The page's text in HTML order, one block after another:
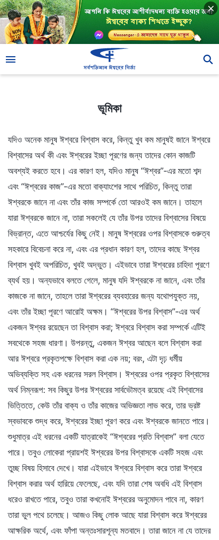
ভূমিকা
যদিও অনেক মানুষ ঈশ্বরে বিশ্বাস করে, কিন্তু খুব কম মানুষই জানে ঈশ্বরে
বিশ্বাসের অর্থ কী এবং ঈশ্বরের ইচ্ছা পূরণের জন্য তাদের কোন কাজটি
অবশ্যই করতে হবে। এর কারণ হল, যদিও মানুষ “ঈশ্বর”-এর মতো শব্দ
এবং “ঈশ্বরের কাজ”-এর মতো বাক্যাংশের সাথে পরিচিত, কিন্তু তারা
ঈশ্বরকে জানে না এবং তাঁর কাজ সম্পর্কে তো আরওই কম জানে। তাহলে
যারা ঈশ্বরকে জানে না, তারা সকলেই যে তাঁর উপর তাদের বিশ্বাসের বিষয়ে
বিভ্রান্ত, এতে আশ্চর্যের কিছু নেই। মানুষ ঈশ্বরের ওপর বিশ্বাসকে গুরুত্ব
সহকারে বিবেচনা করে না, এবং এর প্রধান কারণ হল, তাদের কাছে ঈশ্বর
বিশ্বাস খুবই অপরিচিত, খুবই অদ্ভুত। এইভাবে তারা ঈশ্বরের চাহিদা পূরণে
ব্যর্থ হয়। অন্যভাবে বলতে গেলে, মানুষ যদি ঈশ্বরকে না জানে, এবং তাঁর
কাজকে না জানে, তাহলে তারা ঈশ্বরের ব্যবহারের জন্য যথোপযুক্ত নয়,
এবং তাঁর ইচ্ছা পূরণে আরোই অক্ষম। “ঈশ্বরের উপর বিশ্বাস”-এর অর্থ
একজন ঈশ্বর রয়েছেন তা বিশ্বাস করা; ঈশ্বরে বিশ্বাস করা সম্পর্কে এটিই
সবথেকে সহজ ধারণা। উপরন্তু, একজন ঈশ্বর আছেন বলে বিশ্বাস করা
আর ঈশ্বরে প্রকৃতপক্ষে বিশ্বাস করা এক নয়; বরং, এটা দৃঢ় ধর্মীয়
অভিব্যক্তি সহ এক ধরনের সরল বিশ্বাস। ঈশ্বরের ওপর প্রকৃত বিশ্বাসের
অর্থ নিম্নরূপ: সব কিছুর উপর ঈশ্বরের সার্বভৌমত্ব রয়েছে এই বিশ্বাসের
ভিত্তিতে, কেউ তাঁর বাক্য ও তাঁর কাজের অভিজ্ঞতা লাভ করে, তার ভ্রষ্ট
স্বভাবকে শুদ্ধ করে, ঈশ্বরের ইচ্ছা পূরণ করে এবং ঈশ্বরকে জানতে পারে।
শুধুমাত্র এই ধরনের একটি যাত্রাকেই “ঈশ্বরের প্রতি বিশ্বাস” বলা যেতে
পারে। তবুও লোকেরা প্রায়শই ঈশ্বরের উপর বিশ্বাসকে একটি সহজ এবং
তুচ্ছ বিষয় হিসাবে দেখে। যারা এইভাবে ঈশ্বরে বিশ্বাস করে তারা ঈশ্বরে
বিশ্বাস করার অর্থ হারিয়ে ফেলেছে, এবং যদি তারা শেষ অবধি এই বিশ্বাস
ধরেও রাখতে পারে, তবুও তারা কখনোই ঈশ্বরের অনুমোদন পাবে না, কারণ
তারা ভুল পথে চলেছে। আজও কিছু লোক আছে যারা বিশ্বাস করে ঈশ্বরের
আক্ষরিক অর্থে, এবং ফাঁপা অন্তঃসারশূন্য মতবাদে। তারা জানে না যে তাদের